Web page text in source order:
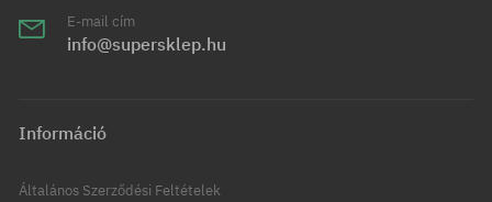
E-mail cím
info@supersklep.hu
Információ
Általános Szerződési Feltételek